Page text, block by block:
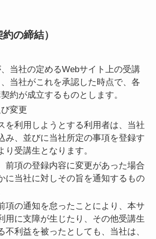
の締結）
当社の定めるWebサイト上の受講
当社がこれを承認した時点で、各
約が成立するものとします。
変更
を利用しようとする利用者は、当社
み、並びに当社所定の事項を登録す
り受講生となります。
前項の登録内容に変更があった場合
に当社に対しその旨を通知するもの
項の通知を怠ったことにより、本サ
用に支障が生じたり、その他受講生
不利益を被ったとしても、当社は、